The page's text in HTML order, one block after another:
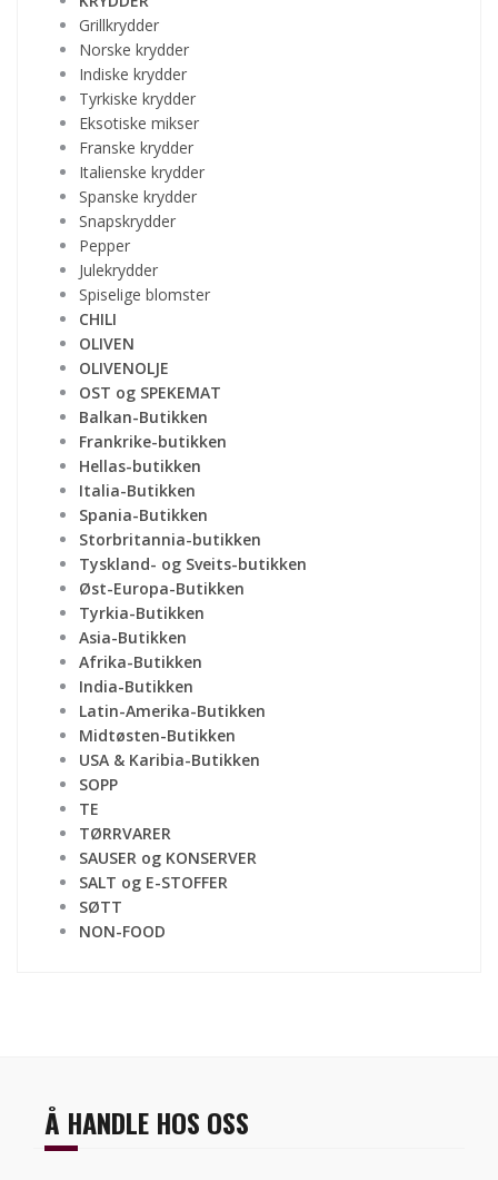
Grillkrydder
Norske krydder
Indiske krydder
Tyrkiske krydder
Eksotiske mikser
Franske krydder
Italienske krydder
Spanske krydder
Snapskrydder
Pepper
Julekrydder
Spiselige blomster
CHILI
OLIVEN
OLIVENOLJE
OST og SPEKEMAT
Balkan-Butikken
Frankrike-butikken
Hellas-butikken
Italia-Butikken
Spania-Butikken
Storbritannia-butikken
Tyskland- og Sveits-butikken
Øst-Europa-Butikken
Tyrkia-Butikken
Asia-Butikken
Afrika-Butikken
India-Butikken
Latin-Amerika-Butikken
Midtøsten-Butikken
USA & Karibia-Butikken
SOPP
TE
TØRRVARER
SAUSER og KONSERVER
SALT og E-STOFFER
SØTT
NON-FOOD
Å HANDLE HOS OSS